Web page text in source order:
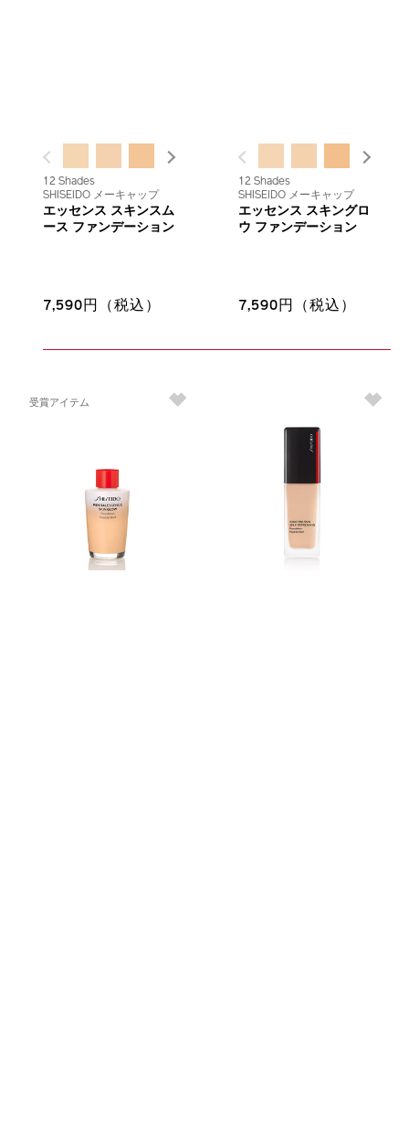
PREVIOUS NEXT
12 Shades
SHISEIDO メーキャップ
エッセンス スキンスム
ース ファンデーション
7,590円（税込）
PREVIOUS NEXT
12 Shades
SHISEIDO メーキャップ
エッセンス スキングロ
ウ ファンデーション
7,590円（税込）
受賞アイテム